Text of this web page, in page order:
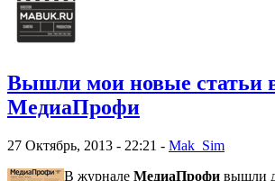
Вышли мои новые статьи
МедиаПрофи
27 Октябрь, 2013 - 22:21 - Mak_Sim
В журнале МедиаПрофи вышли